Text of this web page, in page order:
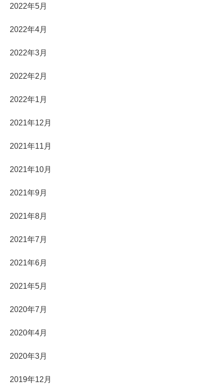
2022年5月
2022年4月
2022年3月
2022年2月
2022年1月
2021年12月
2021年11月
2021年10月
2021年9月
2021年8月
2021年7月
2021年6月
2021年5月
2020年7月
2020年4月
2020年3月
2019年12月